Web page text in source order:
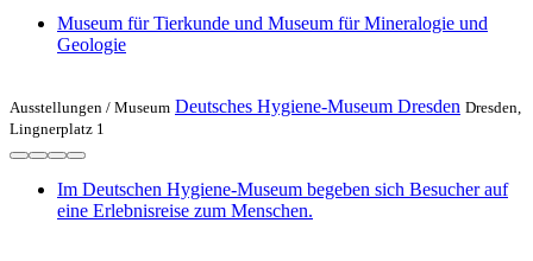
Museum für Tierkunde und Museum für Mineralogie und
Geologie
Ausstellungen / Museum Deutsches Hygiene-Museum Dresden Dresden,
Lingnerplatz 1
Im Deutschen Hygiene-Museum begeben sich Besucher auf
eine Erlebnisreise zum Menschen.